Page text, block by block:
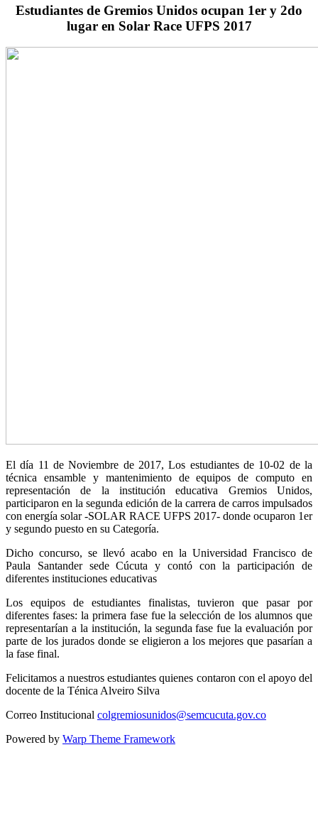
Estudiantes de Gremios Unidos ocupan 1er y 2do
lugar en Solar Race UFPS 2017
El día 11 de Noviembre de 2017, Los estudiantes de 10-02 de la
técnica ensamble y mantenimiento de equipos de computo en
representación de la institución educativa Gremios Unidos,
participaron en la segunda edición de la carrera de carros impulsados
con energía solar -SOLAR RACE UFPS 2017- donde ocuparon 1er
y segundo puesto en su Categoría.
Dicho concurso, se llevó acabo en la Universidad Francisco de
Paula Santander sede Cúcuta y contó con la participación de
diferentes instituciones educativas
Los equipos de estudiantes finalistas, tuvieron que pasar por
diferentes fases: la primera fase fue la selección de los alumnos que
representarían a la institución, la segunda fase fue la evaluación por
parte de los jurados donde se eligieron a los mejores que pasarían a
la fase final.
Felicitamos a nuestros estudiantes quienes contaron con el apoyo del
docente de la Ténica Alveiro Silva
Correo Institucional colgremiosunidos@semcucuta.gov.co
Powered by Warp Theme Framework